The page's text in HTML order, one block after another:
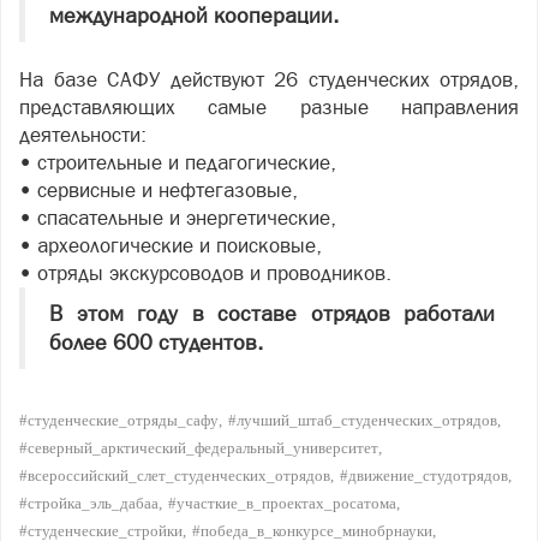
международной кооперации.
На базе САФУ действуют 26 студенческих отрядов,
представляющих самые разные направления
деятельности:
• строительные и педагогические,
• сервисные и нефтегазовые,
• спасательные и энергетические,
• археологические и поисковые,
• отряды экскурсоводов и проводников.
В этом году в составе отрядов работали
более 600 студентов.
#студенческие_отряды_сафу #лучший_штаб_студенческих_отрядов
#северный_арктический_федеральный_университет
#всероссийский_слет_студенческих_отрядов #движение_студотрядов
#стройка_эль_дабаа #участкие_в_проектах_росатома
#студенческие_стройки #победа_в_конкурсе_минобрнауки